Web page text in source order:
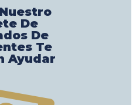
De
De
Te
Ayudar